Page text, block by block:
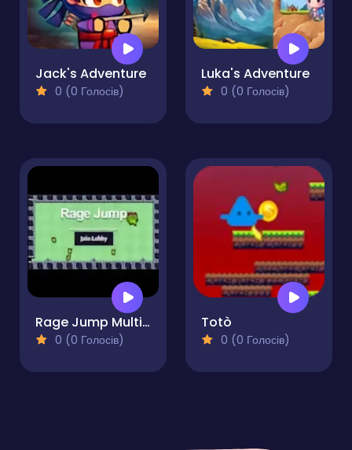
Jack's Adventure
0 (0 Голосів)
Luka's Adventure
0 (0 Голосів)
Rage Jump Multiplayer Physics Frenzy
0 (0 Голосів)
Totò
0 (0 Голосів)